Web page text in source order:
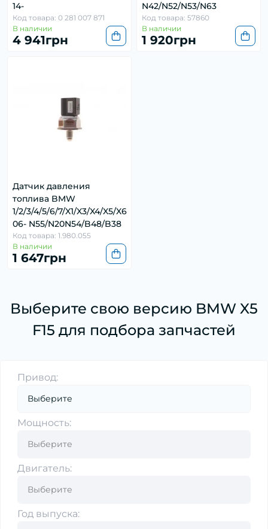
14-
Код товара: 0 281 007 871
В наличии
4 941грн
N42/N52/N53/N63
Код товара: 57860
В наличии
1 920грн
Датчик давления
топлива BMW
1/2/3/4/5/6/7/X1/X3/X4/X5/X6
06- N55/N20N54/B48/B38
Код товара: 1.980.055
В наличии
1 647грн
Выберите свою версию BMW X5
F15 для подбора запчастей
Привод:
Мощность:
Двигатель:
Год выпуска: